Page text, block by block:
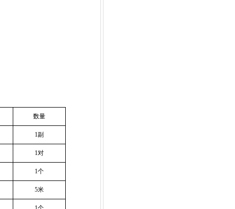
数量
1副
1对
1个
5米